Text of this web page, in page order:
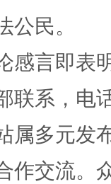
公民。
感言即表
联系，电
属多元发
作交流。